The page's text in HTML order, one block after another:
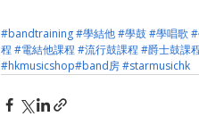
#bandtraining#學結他#學鼓#學唱歌
程 #電結他課程 #流行鼓課程 #爵士鼓課
#hkmusicshop#band房#starmusichk